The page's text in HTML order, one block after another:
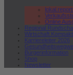
Online
Regional
Wirtschaft.Kompakt
Karriereleiter 2026
Bürgerinformation
Shop
Newsletter